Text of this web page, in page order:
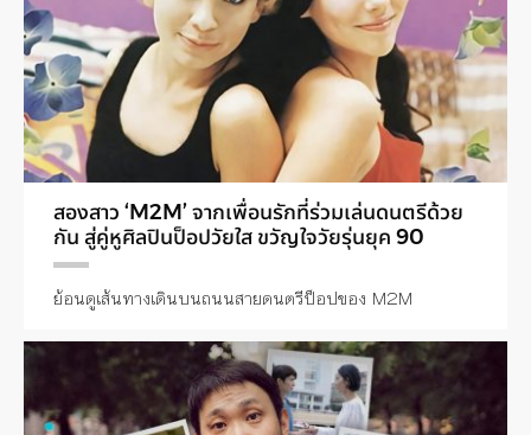
สองสาว ‘M2M’ จากเพื่อนรักที่ร่วมเล่นดนตรีด้วย
กัน สู่คู่หูศิลปินป็อปวัยใส ขวัญใจวัยรุ่นยุค 90
ย้อนดูเส้นทางเดินบนถนนสายดนตรีป็อปของ M2M